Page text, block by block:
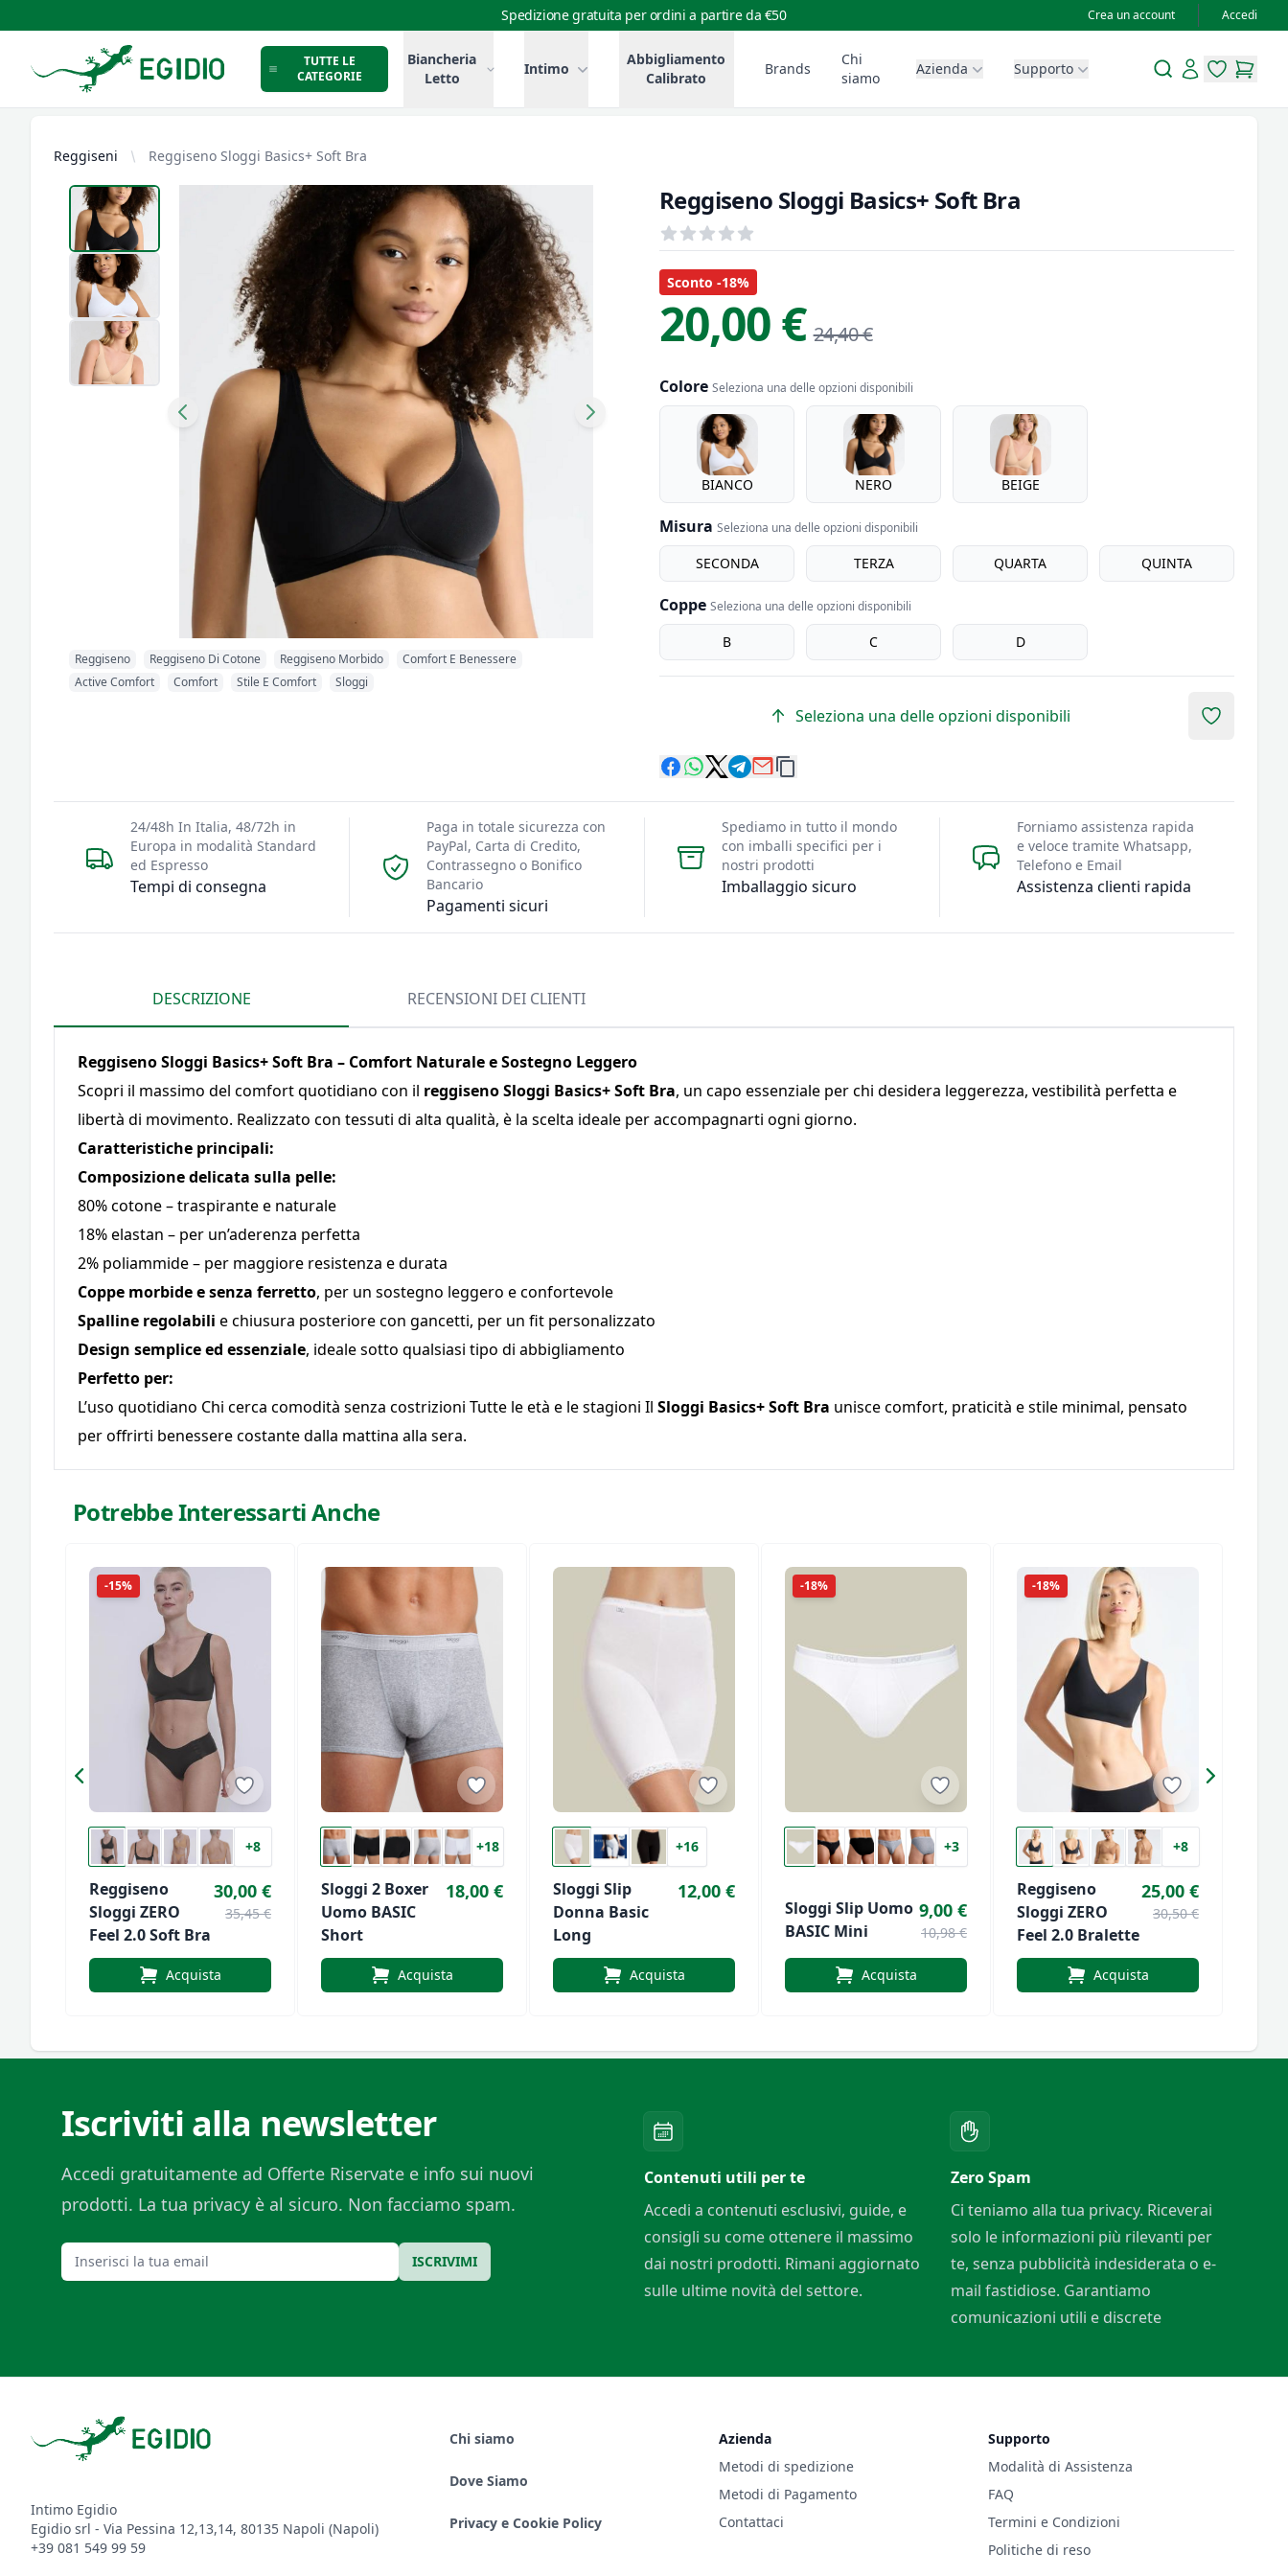
Spedizione gratuita per ordini a partire da €50 Crea un account Accedi
Intimo Egidio
TUTTE LE
CATEGORIE
Biancheria
Letto
Intimo
Abbigliamento
Calibrato
Brands
Chi
siamo
Azienda Supporto SearchAccount
items in
items
Reggiseni Reggiseno Sloggi Basics+ Soft Bra
Reggiseno Reggiseno Di Cotone Reggiseno Morbido
Comfort E Benessere
Active Comfort
Comfort Stile E Comfort Sloggi
Reggiseno Sloggi Basics+ Soft Bra
Recensioni
out of 5 stars
Informazioni Prodotto
Descrizione riassuntiva
Sconto -18%
20,00 € 24,40 €
Colore Seleziona una delle opzioni disponibili
Colore
BIANCO NERO BEIGE
Misura Seleziona una delle opzioni disponibili
MisuraSECONDA TERZA QUARTA QUINTA
Coppe Seleziona una delle opzioni disponibili
coppe B C D
Seleziona una delle opzioni disponibili Add to
Tempi di consegna
24/48h In Italia, 48/72h in
Europa in modalità Standard
ed Espresso
Pagamenti sicuri
Paga in totale sicurezza con
PayPal, Carta di Credito,
Contrassegno o Bonifico
Bancario
Imballaggio sicuro
Spediamo in tutto il mondo
con imballi specifici per i
nostri prodotti
Assistenza clienti rapida
Forniamo assistenza rapida
e veloce tramite Whatsapp,
Telefono e Email
DESCRIZIONE RECENSIONI DEI CLIENTI
Reggiseno Sloggi Basics+ Soft Bra – Comfort Naturale e Sostegno Leggero
Scopri il massimo del comfort quotidiano con il reggiseno Sloggi Basics+ Soft Bra, un capo essenziale per chi desidera leggerezza, vestibilità perfetta e
libertà di movimento. Realizzato con tessuti di alta qualità, è la scelta ideale per accompagnarti ogni giorno.
Caratteristiche principali:
Composizione delicata sulla pelle:
80% cotone – traspirante e naturale
18% elastan – per un’aderenza perfetta
2% poliammide – per maggiore resistenza e durata
Coppe morbide e senza ferretto, per un sostegno leggero e confortevole
Spalline regolabili e chiusura posteriore con gancetti, per un fit personalizzato
Design semplice ed essenziale, ideale sotto qualsiasi tipo di abbigliamento
Perfetto per:
L’uso quotidiano Chi cerca comodità senza costrizioni Tutte le età e le stagioni Il Sloggi Basics+ Soft Bra unisce comfort, praticità e stile minimal, pensato
per offrirti benessere costante dalla mattina alla sera.
Potrebbe Interessarti Anche
-15%
+8
Reggiseno
Sloggi ZERO
Feel 2.0 Soft Bra
30,00 €
35,45 €
Acquista
+18
Sloggi 2 Boxer
Uomo BASIC
Short
18,00 €
Acquista
+16
Sloggi Slip
Donna Basic
Long
12,00 €
Acquista
-18%
+3
Sloggi Slip Uomo
BASIC Mini
9,00 €
10,98 €
Acquista
-18%
+8
Reggiseno
Sloggi ZERO
Feel 2.0 Bralette
25,00 €
30,50 €
Acquista
Iscriviti alla newsletter
Accedi gratuitamente ad Offerte Riservate e info sui nuovi
prodotti. La tua privacy è al sicuro. Non facciamo spam.
Email ISCRIVIMI
Contenuti utili per te
Accedi a contenuti esclusivi, guide, e
consigli su come ottenere il massimo
dai nostri prodotti. Rimani aggiornato
sulle ultime novità del settore.
Zero Spam
Ci teniamo alla tua privacy. Riceverai
solo le informazioni più rilevanti per
te, senza pubblicità indesiderata o e-
mail fastidiose. Garantiamo
comunicazioni utili e discrete
Intimo Egidio
Egidio srl - Via Pessina 12,13,14, 80135 Napoli (Napoli)
+39 081 549 99 59
Chi siamo
Dove Siamo
Privacy e Cookie Policy
Azienda
Metodi di spedizione
Metodi di Pagamento
Contattaci
Supporto
Modalità di Assistenza
FAQ
Termini e Condizioni
Politiche di reso